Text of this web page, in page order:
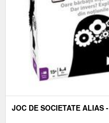
JOC DE SOCIETATE ALIAS